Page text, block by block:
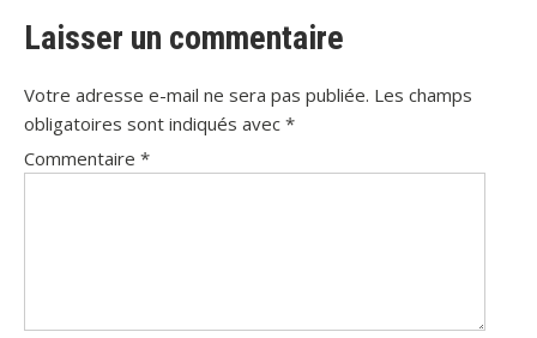
Laisser un commentaire
Votre adresse e-mail ne sera pas publiée. Les champs
obligatoires sont indiqués avec *
Commentaire *